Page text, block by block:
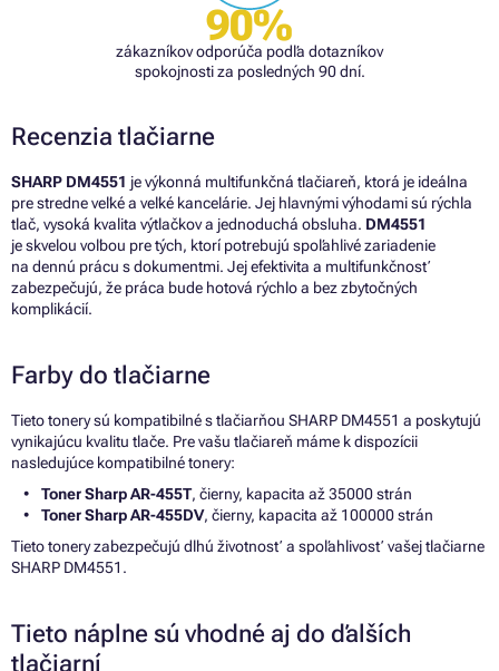
90%
zákazníkov odporúča podľa dotazníkov
spokojnosti za posledných 90 dní.
Recenzia tlačiarne
SHARP DM4551 je výkonná multifunkčná tlačiareň, ktorá je ideálna
pre stredne veľké a veľké kancelárie. Jej hlavnými výhodami sú rýchla
tlač, vysoká kvalita výtlačkov a jednoduchá obsluha. DM4551
je skvelou voľbou pre tých, ktorí potrebujú spoľahlivé zariadenie
na dennú prácu s dokumentmi. Jej efektivita a multifunkčnosť
zabezpečujú, že práca bude hotová rýchlo a bez zbytočných
komplikácií.
Farby do tlačiarne
Tieto tonery sú kompatibilné s tlačiarňou SHARP DM4551 a poskytujú
vynikajúcu kvalitu tlače. Pre vašu tlačiareň máme k dispozícii
nasledujúce kompatibilné tonery:
Toner Sharp AR-455T, čierny, kapacita až 35000 strán
Toner Sharp AR-455DV, čierny, kapacita až 100000 strán
Tieto tonery zabezpečujú dlhú životnosť a spoľahlivosť vašej tlačiarne
SHARP DM4551.
Tieto náplne sú vhodné aj do ďalších
tlačiarní